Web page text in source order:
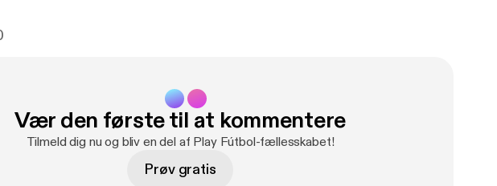
Vær den første til at kommentere
Tilmeld dig nu og bliv en del af Play Fútbol-fællesskabet!
Prøv gratis